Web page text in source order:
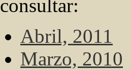
consultar:
Abril, 2011
Marzo, 2010